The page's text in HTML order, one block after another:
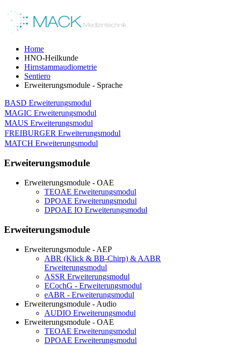
Home
HNO-Heilkunde
Hirnstammaudiometrie
Sentiero
Erweiterungsmodule - Sprache
BASD Erweiterungsmodul
MAGIC Erweiterungsmodul
MAUS Erweiterungsmodul
FREIBURGER Erweiterungsmodul
MATCH Erweiterungsmodul
Erweiterungsmodule
Erweiterungsmodule - OAE
TEOAE Erweiterungsmodul
DPOAE Erweiterungsmodul
DPOAE IO Erweiterungsmodul
Erweiterungsmodule
Erweiterungsmodule - AEP
ABR (Klick & BB-Chirp) & AABR
Erweiterungsmodul
ASSR Erweiterungsmodul
ECochG - Erweiterungsmodul
eABR - Erweiterungsmodul
Erweiterungsmodule - Audio
AUDIO Erweiterungsmodul
Erweiterungsmodule - OAE
TEOAE Erweiterungsmodul
DPOAE Erweiterungsmodul